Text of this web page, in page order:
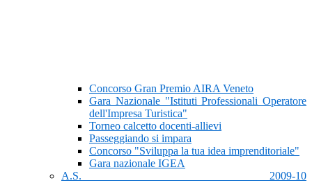
Concorso Gran Premio AIRA Veneto
Gara Nazionale "Istituti Professionali Operatore
dell'Impresa Turistica"
Torneo calcetto docenti-allievi
Passeggiando si impara
Concorso "Sviluppa la tua idea imprenditoriale"
Gara nazionale IGEA
A.S. 2009-10